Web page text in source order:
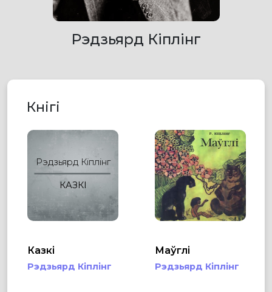
Рэдзьярд Кіплінг
Кнігі
Рэдзьярд Кіплінг
КАЗКІ
Казкі
Рэдзьярд Кіплінг
Маўглі
Рэдзьярд Кіплінг